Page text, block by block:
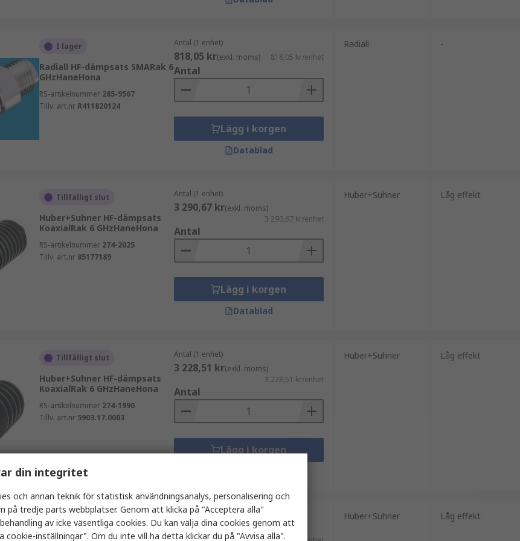
och teknisk expertis. Utforska våra RF-dämpare och radiofrekvensdämpare och välj
I lager
Radiall HF-dämpsats SMARak 6
GHzHaneHona
RS-artikelnummer 285-9567
Tillv. art.nr R411820124
Antal (1 enhet)
818,05 kr(exkl. moms) 818,05 kr/enhet
Antal
Lägg i korgen
Datablad
Radiall -
Tillfälligt slut
Huber+Suhner HF-dämpsats
KoaxialRak 6 GHzHaneHona
RS-artikelnummer 274-2025
Tillv. art.nr 85177189
Antal (1 enhet)
3 290,67 kr(exkl. moms)
3 290,67 kr/enhet
Antal
Lägg i korgen
Datablad
Huber+Suhner Låg effekt
Tillfälligt slut
Huber+Suhner HF-dämpsats
KoaxialRak 6 GHzHaneHona
RS-artikelnummer 274-1990
Tillv. art.nr 5903.17.0003
Antal (1 enhet)
3 228,51 kr(exkl. moms)
3 228,51 kr/enhet
Antal
Lägg i korgen
Huber+Suhner Låg effekt
Tillfälligt slut Antal (1 enhet)
3 228,51 kr(exkl. moms)
Huber+Suhner Låg effekt
din integritet
och annan teknik för statistisk användningsanalys, personalisering och
på tredje parts webbplatser. Genom att klicka på "Acceptera alla"
av icke väsentliga cookies. Du kan välja dina cookies genom att
cookie-inställningar". Om du inte vill ha detta klickar du på "Avvisa alla".